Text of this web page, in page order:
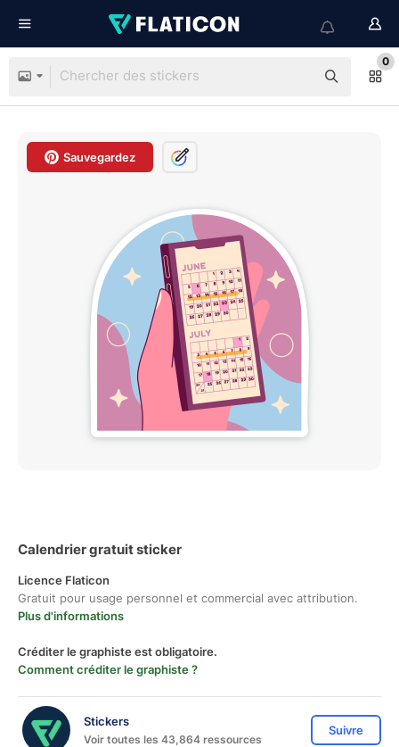
0
Sauvegardez
Calendrier gratuit sticker
Licence Flaticon
Gratuit pour usage personnel et commercial avec attribution.
Plus d'informations
Créditer le graphiste est obligatoire.
Comment créditer le graphiste ?
Stickers
Voir toutes les 43,864 ressources
Suivre